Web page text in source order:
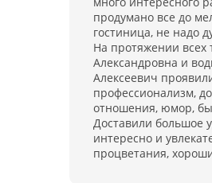
продумано все до
гостиница, не надо
На протяжении всех
Александровна и
Алексеевич
профессионализм,
отношения, юмор,
Доставили большое
интересно и
процветания,